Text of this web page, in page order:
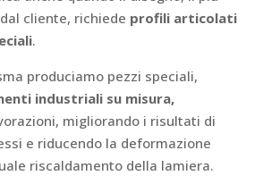
cliente, richiede profili articolati
.
produciamo pezzi speciali,
industriali su misura,
migliorando i risultati di
e riducendo la deformazione
riscaldamento della lamiera.